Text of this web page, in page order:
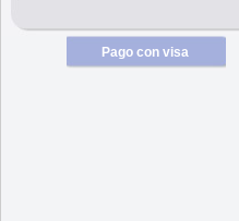
Pago con visa